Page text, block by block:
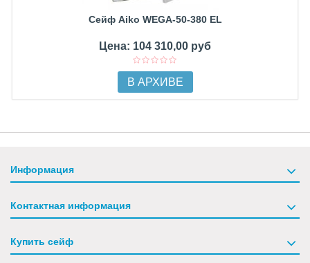
Сейф Aiko WEGA-50-380 EL
Цена: 104 310,00 руб
В АРХИВЕ
Информация
Контактная информация
Купить сейф